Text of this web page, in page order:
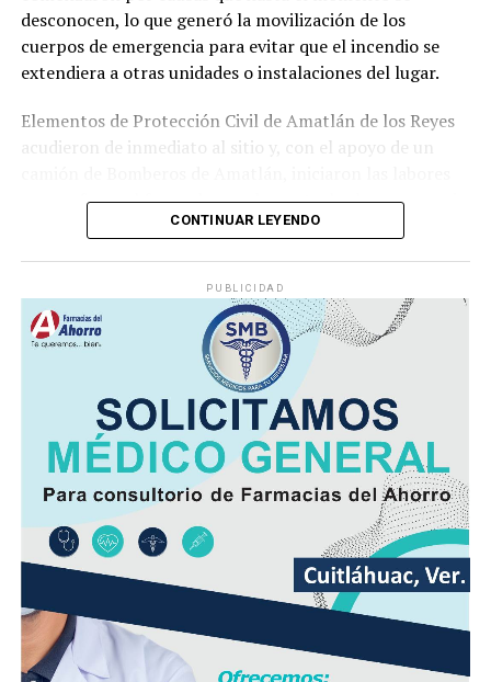
desconocen, lo que generó la movilización de los
cuerpos de emergencia para evitar que el incendio se
extendiera a otras unidades o instalaciones del lugar.
Elementos de Protección Civil de Amatlán de los Reyes
acudieron de inmediato al sitio y, con el apoyo de un
para sofocar el fuego, logrando controlar la emergencia
tras varios minutos de trabajo.
con daños totales a consecuencia de las llamas. No se
reportaron personas lesionadas ni fue necesario evacuar
la zona.
Las autoridades realizaron una inspección en el
deshuesadero para descartar riesgos adicionales y
determinar las posibles causas que originaron el
incendio.
Hasta el momento no se ha informado si el fuego fue
provocado por una falla mecánica, un cortocircuito o
algún otro factor, por lo que serán las investigaciones
correspondientes las que determinen el origen del
siniestro.
CONTINUAR LEYENDO
PUBLICIDAD